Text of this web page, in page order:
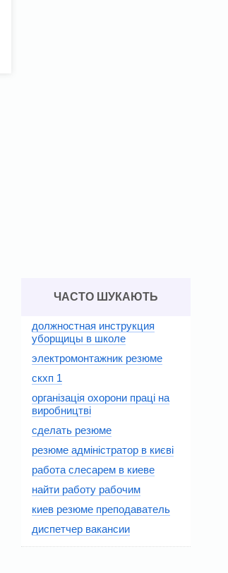
ЧАСТО ШУКАЮТЬ
должностная инструкция
уборщицы в школе
электромонтажник резюме
скхп 1
організація охорони праці на
виробництві
сделать резюме
резюме адміністратор в києві
работа слесарем в киеве
найти работу рабочим
киев резюме преподаватель
диспетчер вакансии